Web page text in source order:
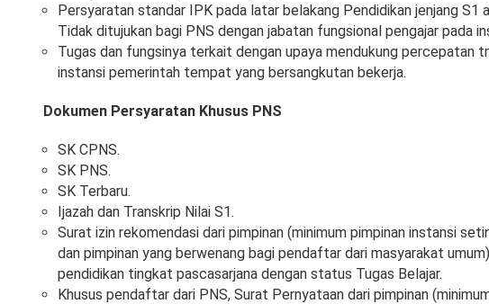
Persyaratan standar IPK pada latar belakang Pendidikan jenjang S1
Tidak ditujukan bagi PNS dengan jabatan fungsional pengajar pada
Tugas dan fungsinya terkait dengan upaya mendukung percepatan
instansi pemerintah tempat yang bersangkutan bekerja.
Dokumen Persyaratan Khusus PNS
SK CPNS.
SK PNS.
SK Terbaru.
Ijazah dan Transkrip Nilai S1.
Surat izin rekomendasi dari pimpinan (minimum pimpinan instansi
dan pimpinan yang berwenang bagi pendaftar dari masyarakat
pendidikan tingkat pascasarjana dengan status Tugas Belajar.
Khusus pendaftar dari PNS, Surat Pernyataan dari pimpinan